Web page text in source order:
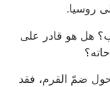
روسيا.
هل هو قادر على
حول ضمّ القرم، فقد